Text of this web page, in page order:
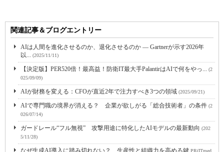
関連記事＆ブログエントリー
AIは人間を進化させるのか、退化させるのか ― Gartnerが示す2026年
以... (2025/11/11)
【決定版】PER520倍！最高益！防衛IT最大手PalantirはAIで何をやっ... (2
025/09/09)
AIが財務を変える：CFOが直近2年で注力すべき3つの領域 (2025/09/21)
AIで専門職の境界が消える？ 企業が欲しがる「総合技術者」の条件 (2
026/07/14)
ガードレール“フル無視” 攻撃用途に特化したAIモデルの最新動向 (202
5/11/28)
なぜ生成AI導入に踏み切れない？ 生産性と組織力を高める鍵 PR(ITmed